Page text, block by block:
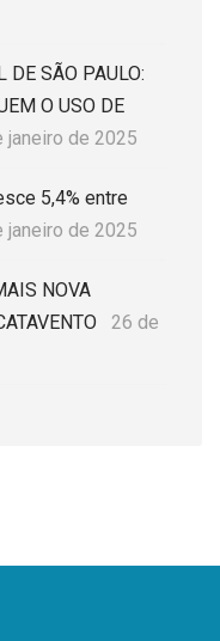
DE SÃO PAULO:
O USO DE
janeiro de 2025
5,4% entre
janeiro de 2025
NOVA
26 de